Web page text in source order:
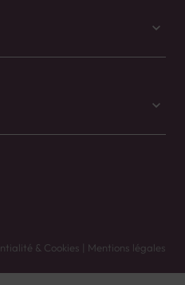
& Cookies | Mentions légales